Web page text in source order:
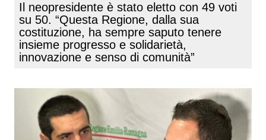
Il neopresidente è stato eletto con 49 voti
su 50. “Questa Regione, dalla sua
costituzione, ha sempre saputo tenere
insieme progresso e solidarietà,
innovazione e senso di comunità”